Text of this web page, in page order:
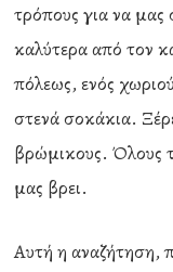
τρόπους για να μας
καλύτερα από τον
πόλεως, ενός
στενά σοκάκια.
βρώμικους. Όλους
μας βρει.
Αυτή η αναζήτηση,